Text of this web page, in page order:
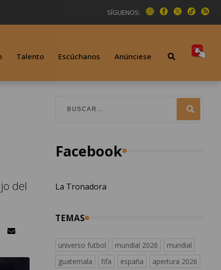
SÍGUENOS:
Talento Escúchanos Anúnciese
del
Facebook
La Tronadora
TEMAS
universo futbol mundial 2026
mundial
guatemala
fifa españa
apertura 2026